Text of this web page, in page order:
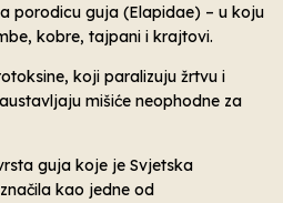
porodicu guja (Elapidae) – u koju
kobre, tajpani i krajtovi.
koji paralizuju žrtvu i
mišiće neophodne za
guja koje je Svjetska
kao jedne od